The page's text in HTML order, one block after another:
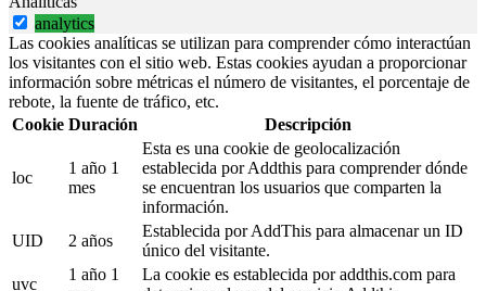
analytics
Las cookies analíticas se utilizan para comprender cómo interactúan
los visitantes con el sitio web. Estas cookies ayudan a proporcionar
información sobre métricas el número de visitantes, el porcentaje de
rebote, la fuente de tráfico, etc.
Cookie Duración Descripción
loc
1 año 1
mes
Esta es una cookie de geolocalización
establecida por Addthis para comprender dónde
se encuentran los usuarios que comparten la
información.
UID
2 años
Establecida por AddThis para almacenar un ID
único del visitante.
uvc
1 año 1
La cookie es establecida por addthis.com para